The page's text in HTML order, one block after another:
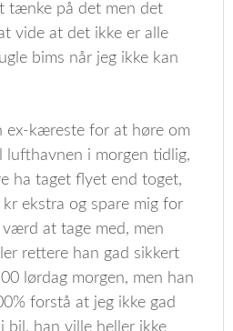
tænke på det men det
vide at det ikke er alle
bims når jeg ikke kan
ex-kæreste for at høre om
lufthavnen i morgen tidlig,
ha taget flyet end toget,
ekstra og spare mig for
at tage med, men
rettere han gad sikkert
lørdag morgen, men han
forstå at jeg ikke gad
bil, han ville heller ikke